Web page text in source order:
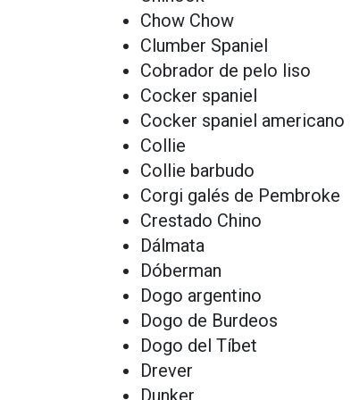
Chow Chow
Clumber Spaniel
Cobrador de pelo liso
Cocker spaniel
Cocker spaniel americano
Collie
Collie barbudo
Corgi galés de Pembroke
Crestado Chino
Dálmata
Dóberman
Dogo argentino
Dogo de Burdeos
Dogo del Tíbet
Drever
Dunker